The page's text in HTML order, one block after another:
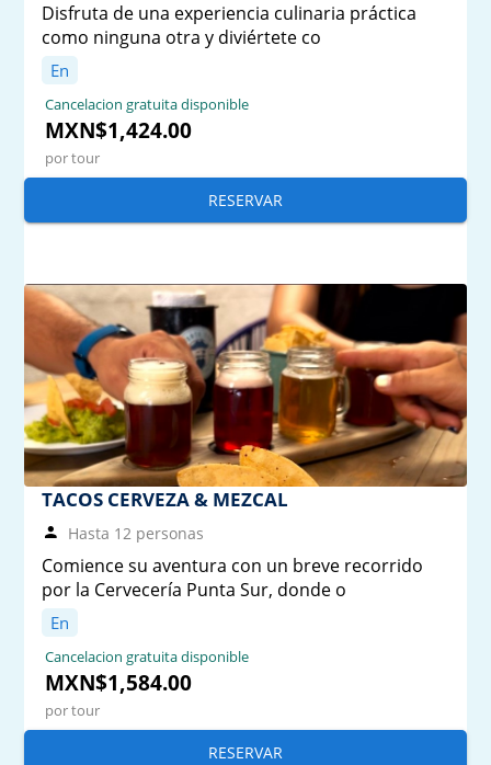
Disfruta de una experiencia culinaria práctica
como ninguna otra y diviértete co
En
Cancelacion gratuita disponible
MXN$1,424.00
por tour
RESERVAR
TACOS CERVEZA & MEZCAL
Hasta 12 personas
Comience su aventura con un breve recorrido
por la Cervecería Punta Sur, donde o
En
Cancelacion gratuita disponible
MXN$1,584.00
por tour
RESERVAR